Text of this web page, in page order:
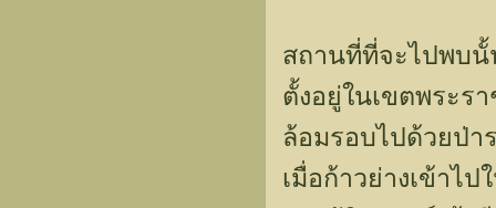
สถานที่ที่จะไปพบนั้
ตั้งอยู่ในเขตพระร
ล้อมรอบไปด้วยป่า
เมื่อก้าวย่างเข้าไ